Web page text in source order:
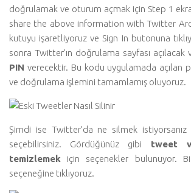
doğrulamak ve oturum açmak için Step 1
share the above information with Twitter
kutuyu işaretliyoruz ve Sign In butonuna
sonra Twitter’ın doğrulama sayfası
PIN verecektir. Bu kodu uygulamada açılan
ve doğrulama işlemini tamamlamış oluyoruz.
Şimdi ise Twitter’da ne silmek
seçebilirsiniz. Gördüğünüz gibi tweet
temizlemek için seçenekler bulunuyor.
seçeneğine tıklıyoruz.